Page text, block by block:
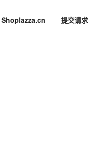
Shoplazza.cn 提交请求